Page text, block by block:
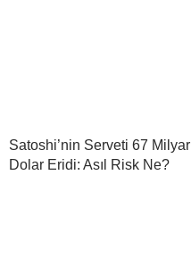
Satoshi’nin Serveti 67 Milyar
Dolar Eridi: Asıl Risk Ne?